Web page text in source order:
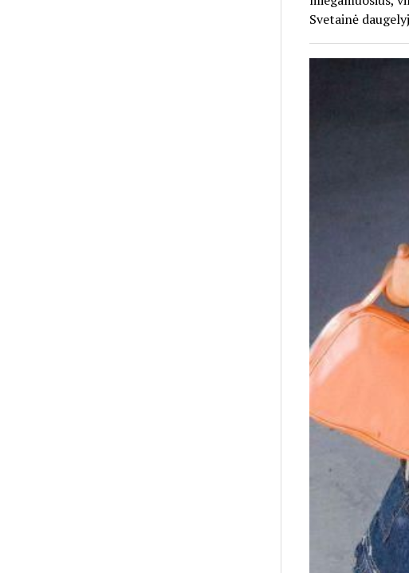
Svetainė